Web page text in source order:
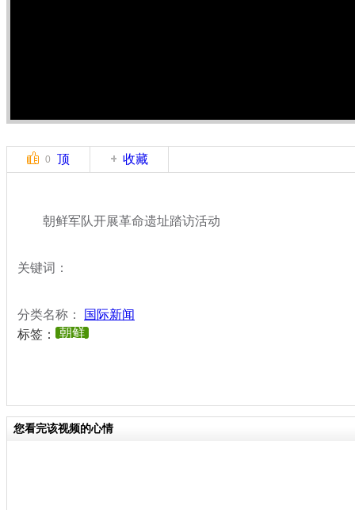
0 顶 收藏
朝鲜军队开展革命遗址踏访活动
关键词：
分类名称：
国际新闻
标签：
朝鲜
您看完该视频的心情